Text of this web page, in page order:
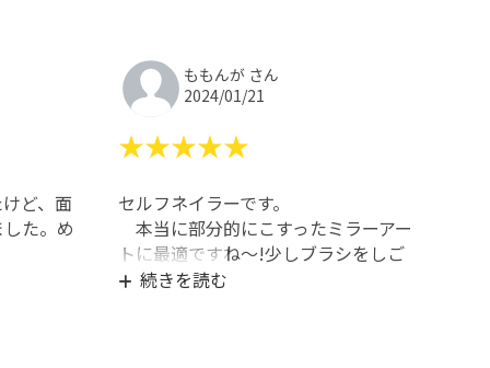
ど、面
た。め
ももんが さん
2024/01/21
★★★★★
セルフネイラーです。
本当に部分的にこすったミラーアー
トに最適ですね～!少しブラシをしご
いてから使うとその部分にだけしっか
続きを読む